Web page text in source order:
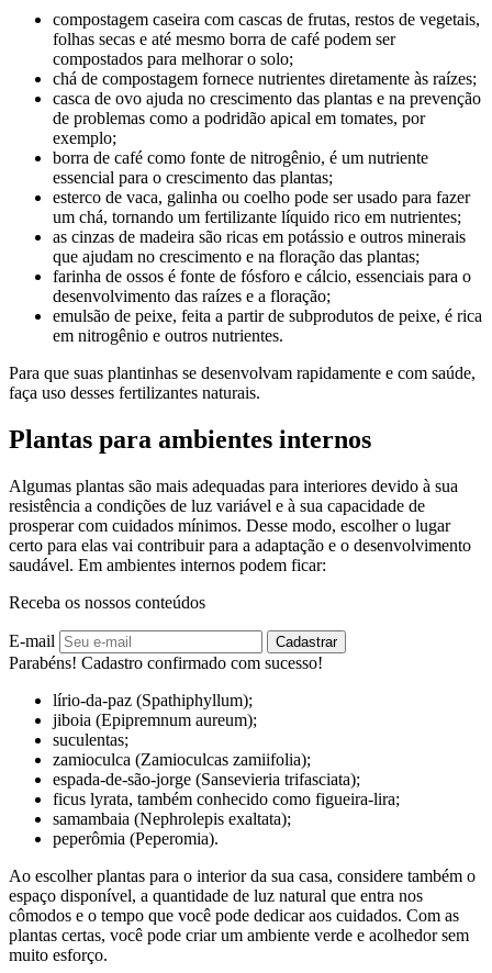
compostagem caseira com cascas de frutas, restos de vegetais,
folhas secas e até mesmo borra de café podem ser
compostados para melhorar o solo;
chá de compostagem fornece nutrientes diretamente às raízes;
casca de ovo ajuda no crescimento das plantas e na prevenção
de problemas como a podridão apical em tomates, por
exemplo;
borra de café como fonte de nitrogênio, é um nutriente
essencial para o crescimento das plantas;
esterco de vaca, galinha ou coelho pode ser usado para fazer
um chá, tornando um fertilizante líquido rico em nutrientes;
as cinzas de madeira são ricas em potássio e outros minerais
que ajudam no crescimento e na floração das plantas;
farinha de ossos é fonte de fósforo e cálcio, essenciais para o
desenvolvimento das raízes e a floração;
emulsão de peixe, feita a partir de subprodutos de peixe, é rica
em nitrogênio e outros nutrientes.
Para que suas plantinhas se desenvolvam rapidamente e com saúde,
faça uso desses fertilizantes naturais.
Plantas para ambientes internos
Algumas plantas são mais adequadas para interiores devido à sua
resistência a condições de luz variável e à sua capacidade de
prosperar com cuidados mínimos. Desse modo, escolher o lugar
certo para elas vai contribuir para a adaptação e o desenvolvimento
saudável. Em ambientes internos podem ficar:
Receba os nossos conteúdos
E-mail Cadastrar
Parabéns! Cadastro confirmado com sucesso!
lírio-da-paz (Spathiphyllum);
jiboia (Epipremnum aureum);
suculentas;
zamioculca (Zamioculcas zamiifolia);
espada-de-são-jorge (Sansevieria trifasciata);
ficus lyrata, também conhecido como figueira-lira;
samambaia (Nephrolepis exaltata);
peperômia (Peperomia).
Ao escolher plantas para o interior da sua casa, considere também o
espaço disponível, a quantidade de luz natural que entra nos
cômodos e o tempo que você pode dedicar aos cuidados. Com as
plantas certas, você pode criar um ambiente verde e acolhedor sem
muito esforço.